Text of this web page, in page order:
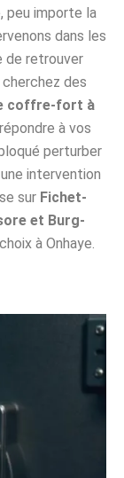
peu importe la
dans les
de retrouver
cherchez des
coffre-fort à
à vos
perturber
intervention
sur Fichet-
et Burg-
à Onhaye.